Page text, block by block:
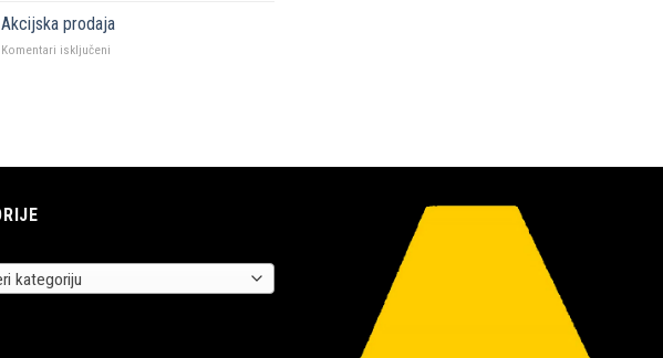
Zadru
Akcijska prodaja
Komentari isključeni
kategoriju